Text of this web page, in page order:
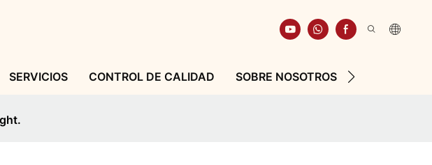
SERVICIOS CONTROL DE CALIDAD SOBRE NOSOTROS